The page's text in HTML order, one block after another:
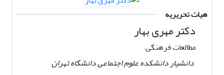
هیات تحریریه
دکتر مهری بهار
مطالعات فرهنگی
دانشیار دانشکده علوم اجتماعی دانشگاه تهران